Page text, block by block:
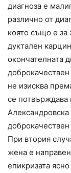
диагноза е
различно от
която също е за
дуктален
окончателната
не изисква
се потвърждава
При втория
жена е
епикризата